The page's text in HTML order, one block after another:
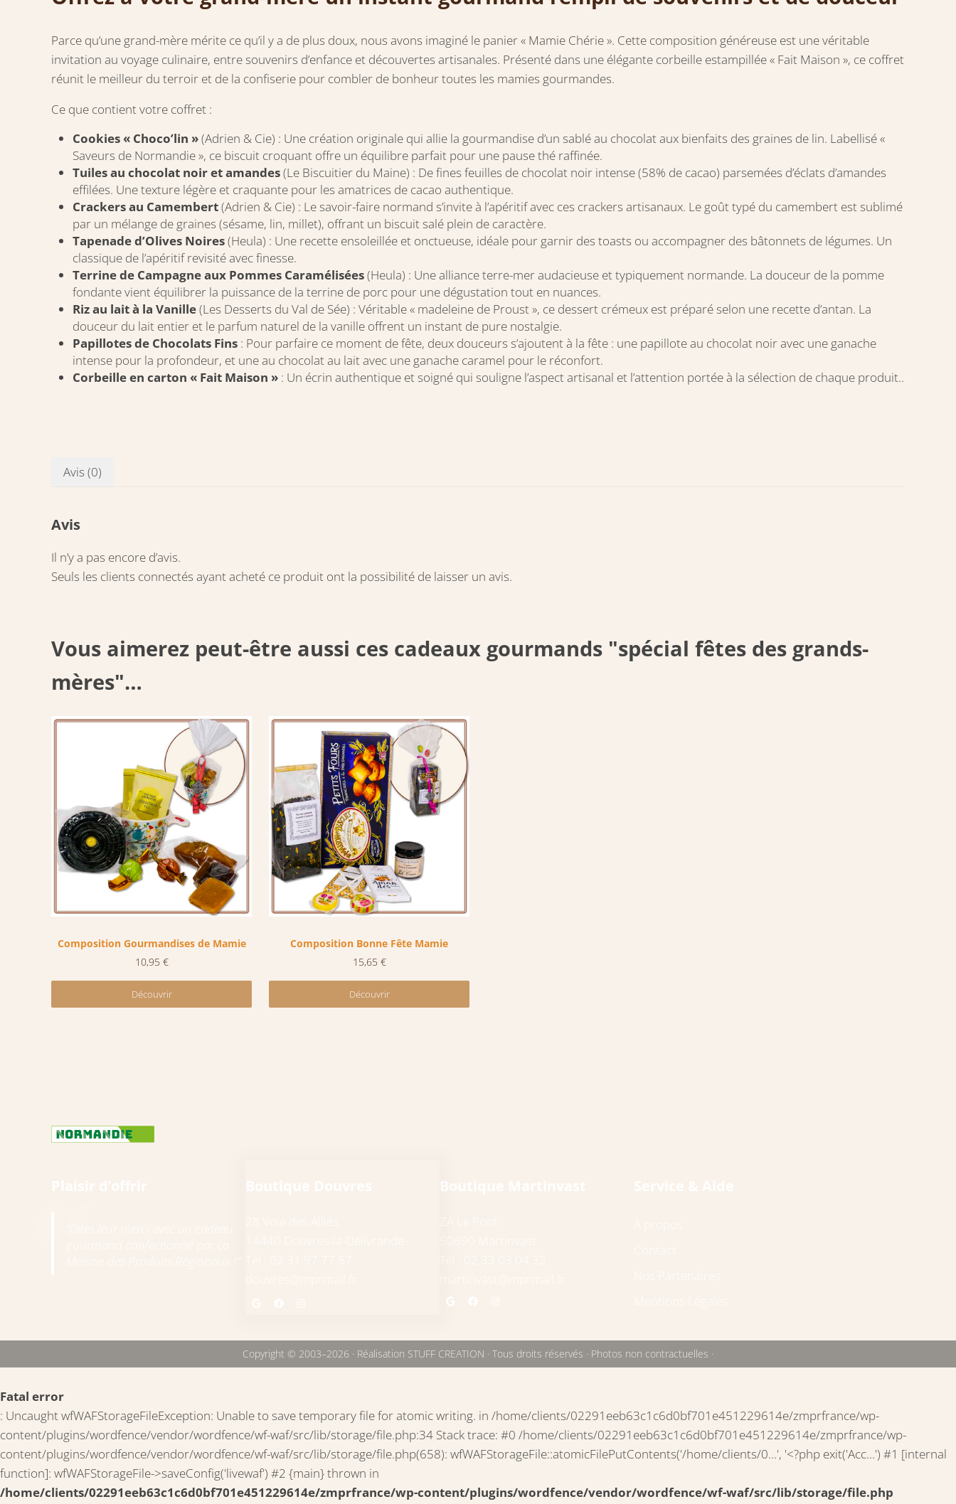
Parce qu’une grand-mère mérite ce qu’il y a de plus doux, nous avons imaginé le panier « Mamie Chérie ». Cette composition généreuse est une véritable
invitation au voyage culinaire, entre souvenirs d’enfance et découvertes artisanales. Présenté dans une élégante corbeille estampillée « Fait Maison », ce coffret
réunit le meilleur du terroir et de la confiserie pour combler de bonheur toutes les mamies gourmandes.
Ce que contient votre coffret :
Cookies « Choco’lin »(Adrien & Cie) : Une création originale qui allie la gourmandise d’un sablé au chocolat aux bienfaits des graines de lin. Labellisé «
Saveurs de Normandie », ce biscuit croquant offre un équilibre parfait pour une pause thé raffinée.
Tuiles au chocolat noir et amandes(Le Biscuitier du Maine) : De fines feuilles de chocolat noir intense (58% de cacao) parsemées d’éclats d’amandes
effilées. Une texture légère et craquante pour les amatrices de cacao authentique.
Crackers au Camembert(Adrien & Cie) : Le savoir-faire normand s’invite à l’apéritif avec ces crackers artisanaux. Le goût typé du camembert est sublimé
par un mélange de graines (sésame, lin, millet), offrant un biscuit salé plein de caractère.
Tapenade d’Olives Noires(Heula) : Une recette ensoleillée et onctueuse, idéale pour garnir des toasts ou accompagner des bâtonnets de légumes. Un
classique de l’apéritif revisité avec finesse.
Terrine de Campagne aux Pommes Caramélisées(Heula) : Une alliance terre-mer audacieuse et typiquement normande. La douceur de la pomme
fondante vient équilibrer la puissance de la terrine de porc pour une dégustation tout en nuances.
Riz au lait à la Vanille(Les Desserts du Val de Sée) : Véritable « madeleine de Proust », ce dessert crémeux est préparé selon une recette d’antan. La
douceur du lait entier et le parfum naturel de la vanille offrent un instant de pure nostalgie.
Papillotes de Chocolats Fins: Pour parfaire ce moment de fête, deux douceurs s’ajoutent à la fête : une papillote au chocolat noir avec une ganache
intense pour la profondeur, et une au chocolat au lait avec une ganache caramel pour le réconfort.
Corbeille en carton « Fait Maison »: Un écrin authentique et soigné qui souligne l’aspect artisanal et l’attention portée à la sélection de chaque produit..
Avis (0)
Avis
Il n’y a pas encore d’avis.
Seuls les clients connectés ayant acheté ce produit ont la possibilité de laisser un avis.
Vous aimerez peut-être aussi ces cadeaux gourmands "spécial fêtes des grands-
mères"…
Composition Gourmandises de Mamie
10,95 €
Découvrir
Composition Bonne Fête Mamie
15,65 €
Découvrir
Copyright © 2003–2026 · Réalisation STUFF CREATION · Tous droits réservés · Photos non contractuelles ·
Fatal error
: Uncaught wfWAFStorageFileException: Unable to save temporary file for atomic writing. in /home/clients/02291eeb63c1c6d0bf701e451229614e/zmprfrance/wp-
content/plugins/wordfence/vendor/wordfence/wf-waf/src/lib/storage/file.php:34 Stack trace: #0 /home/clients/02291eeb63c1c6d0bf701e451229614e/zmprfrance/wp-
content/plugins/wordfence/vendor/wordfence/wf-waf/src/lib/storage/file.php(658): wfWAFStorageFile::atomicFilePutContents('/home/clients/0...', '<?php exit('Acc...') #1 [internal
function]: wfWAFStorageFile->saveConfig('livewaf') #2 {main} thrown in
/home/clients/02291eeb63c1c6d0bf701e451229614e/zmprfrance/wp-content/plugins/wordfence/vendor/wordfence/wf-waf/src/lib/storage/file.php